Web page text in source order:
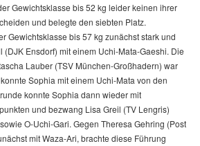
Gewichtsklasse bis 52 kg leider keinen ihrer
und belegte den siebten Platz.
Gewichtsklasse bis 57 kg zunächst stark und
Ensdorf) mit einem Uchi-Mata-Gaeshi. Die
Lauber (TSV München-Großhadern) war
Sophia mit einem Uchi-Mata von den
konnte Sophia dann wieder mit
und bezwang Lisa Greil (TV Lengris)
O-Uchi-Gari. Gegen Theresa Gehring (Post
mit Waza-Ari, brachte diese Führung